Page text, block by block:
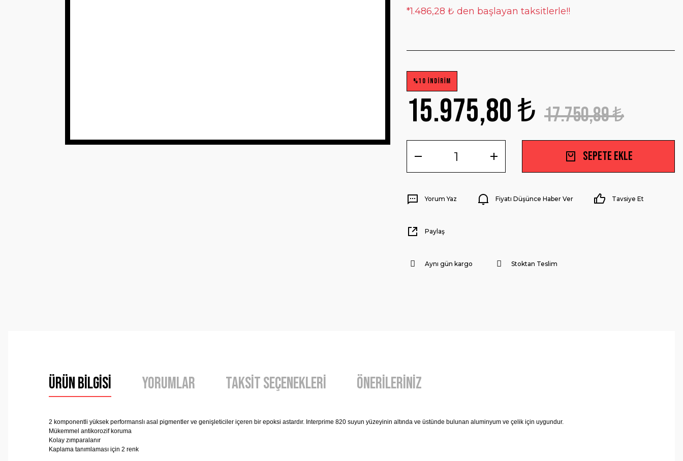
*1.486,28 ₺ den başlayan taksitlerle!!
%10 İNDİRİM
15.975,80 ₺ 17.750,89 ₺
Sepete Ekle
Yorum Yaz Fiyatı Düşünce Haber Ver Tavsiye Et
Paylaş
Aynı gün kargo Stoktan Teslim
Ürün Bilgisi Yorumlar Taksit Seçenekleri Önerileriniz
2 komponentli yüksek performanslı asal pigmentler ve genişleticiler içeren bir epoksi astardır. Interprime 820 suyun yüzeyinin altında ve üstünde bulunan aluminyum ve çelik için uygundur.
Mükemmel antikorozif koruma
Kolay zımparalanır
Kaplama tanımlaması için 2 renk